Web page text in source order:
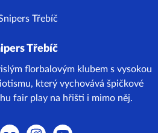
Třebíč
florbalovým klubem s vysokou
který vychovává špičkové
fair play na hřišti i mimo něj.